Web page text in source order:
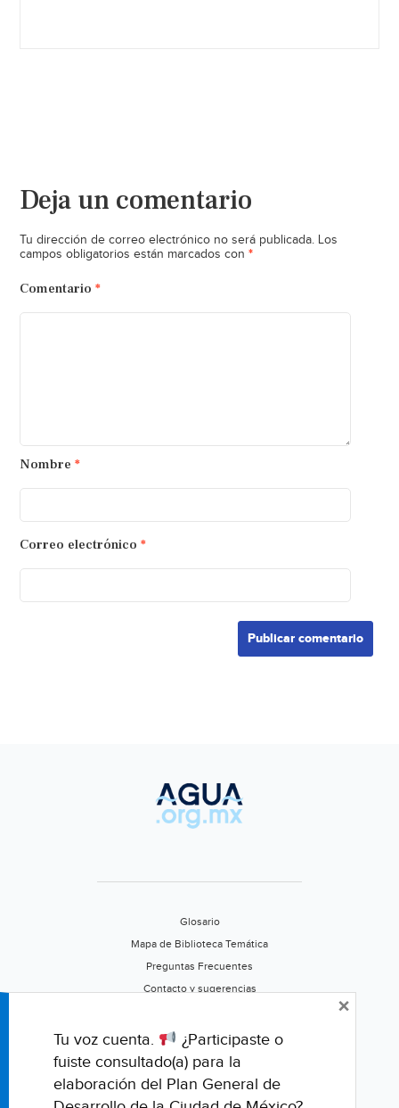
Deja un comentario
Tu dirección de correo electrónico no será publicada. Los
campos obligatorios están marcados con *
Comentario *
Nombre *
Correo electrónico *
Glosario
Mapa de Biblioteca Temática
Preguntas Frecuentes
Contacto y sugerencias
Califica este portal
Tu voz cuenta.
¿Participaste o
fuiste consultado(a) para la
elaboración del Plan General de
×